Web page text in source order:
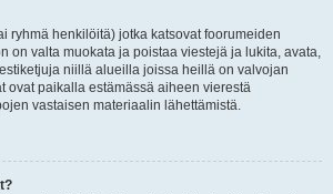
ryhmä henkilöitä) jotka katsovat foorumeiden
on valta muokata ja poistaa viestejä ja lukita, avata,
niillä alueilla joissa heillä on valvojan
ovat paikalla estämässä aiheen vierestä
vastaisen materiaalin lähettämistä.